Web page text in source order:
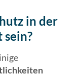
in der
sein?